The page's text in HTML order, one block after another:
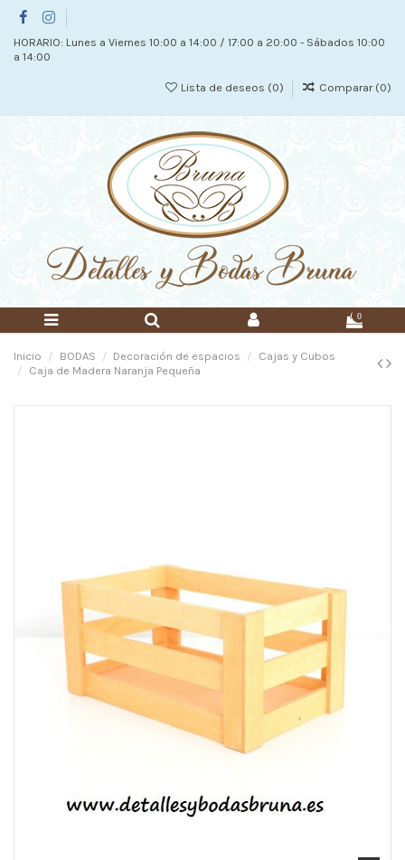
HORARIO: Lunes a Viernes 10:00 a 14:00 / 17:00 a 20:00 - Sábados 10:00
a 14:00
Lista de deseos (0) Comparar (0)
0
Inicio BODAS Decoración de espacios
Cajas y Cubos
Caja de Madera Naranja Pequeña